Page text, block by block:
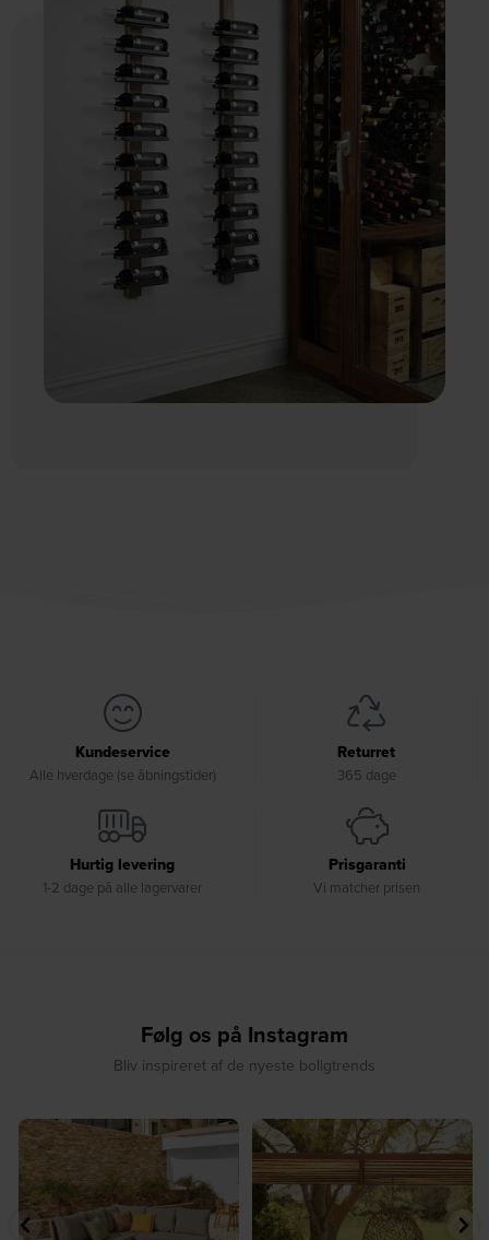
Kundeservice
Alle hverdage (se åbningstider)
Returret
365 dage
Hurtig levering
1-2 dage på alle lagervarer
Prisgaranti
Vi matcher prisen
Følg os på Instagram
Bliv inspireret af de nyeste boligtrends
☀️ Sommerens naturlige
samlingspunkt⁠
8 0
☀️ Find dit yndlingssted denne
sommer⁠
...
8 0